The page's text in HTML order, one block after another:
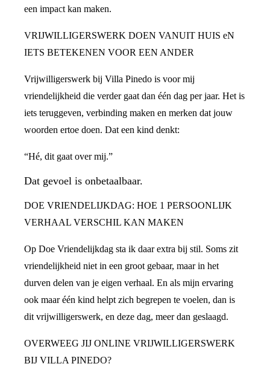
een impact kan maken.
VRIJWILLIGERSWERK DOEN VANUIT HUIS eN
IETS BETEKENEN VOOR EEN ANDER
Vrijwilligerswerk bij Villa Pinedo is voor mij
vriendelijkheid die verder gaat dan één dag per jaar. Het is
iets teruggeven, verbinding maken en merken dat jouw
woorden ertoe doen. Dat een kind denkt:
“Hé, dit gaat over mij.”
Dat gevoel is onbetaalbaar.
DOE VRIENDELIJKDAG: HOE 1 PERSOONLIJK
VERHAAL VERSCHIL KAN MAKEN
Op Doe Vriendelijkdag sta ik daar extra bij stil. Soms zit
vriendelijkheid niet in een groot gebaar, maar in het
durven delen van je eigen verhaal. En als mijn ervaring
ook maar één kind helpt zich begrepen te voelen, dan is
dit vrijwilligerswerk, en deze dag, meer dan geslaagd.
OVERWEEG JIJ ONLINE VRIJWILLIGERSWERK
BIJ VILLA PINEDO?